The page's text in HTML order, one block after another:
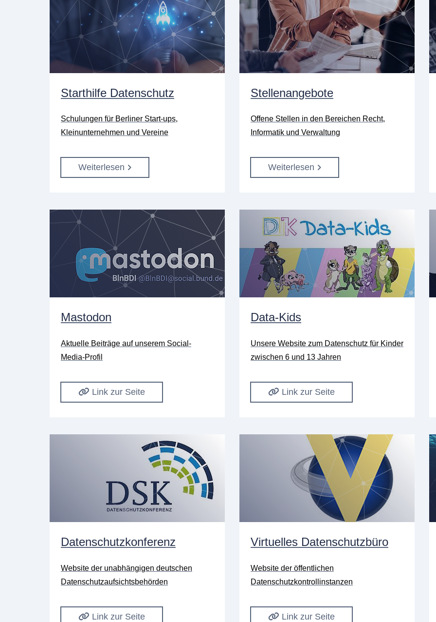
Starthilfe Datenschutz
Schulungen für Berliner Start-ups,
Kleinunternehmen und Vereine
Weiterlesen
Stellenangebote
Offene Stellen in den Bereichen Recht,
Informatik und Verwaltung
Weiterlesen
Mastodon
Aktuelle Beiträge auf unserem Social-
Media-Profil
Link zur Seite
Data-Kids
Unsere Website zum Datenschutz für Kinder
zwischen 6 und 13 Jahren
Link zur Seite
Datenschutzkonferenz
Website der unabhängigen deutschen
Datenschutzaufsichtsbehörden
Link zur Seite
Virtuelles Datenschutzbüro
Website der öffentlichen
Datenschutzkontrollinstanzen
Link zur Seite